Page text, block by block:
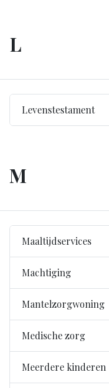
L
Levenstestament
M
Maaltijdservices
Machtiging
Mantelzorgwoning
Medische zorg
Meerdere kinderen